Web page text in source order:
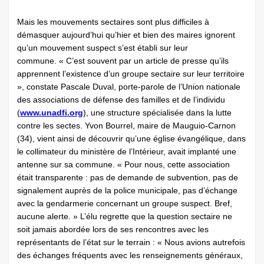
Mais les mouvements sectaires sont plus difficiles à
démasquer aujourd’hui qu’hier et bien des maires ignorent
qu’un mouvement suspect s’est établi sur leur
commune. « C’est souvent par un article de presse qu’ils
apprennent l’existence d’un groupe sectaire sur leur territoire
», constate Pascale Duval, porte-parole de l’Union nationale
des associations de défense des familles et de l’individu
(www.unadfi.org), une structure spécialisée dans la lutte
contre les sectes. Yvon Bourrel, maire de Mauguio-Carnon
(34), vient ainsi de découvrir qu’une église évangélique, dans
le collimateur du ministère de l’Intérieur, avait implanté une
antenne sur sa commune. « Pour nous, cette association
était transparente : pas de demande de subvention, pas de
signalement auprès de la police municipale, pas d’échange
avec la gendarmerie concernant un groupe suspect. Bref,
aucune alerte. » L’élu regrette que la question sectaire ne
soit jamais abordée lors de ses rencontres avec les
représentants de l’état sur le terrain : « Nous avions autrefois
des échanges fréquents avec les renseignements généraux,